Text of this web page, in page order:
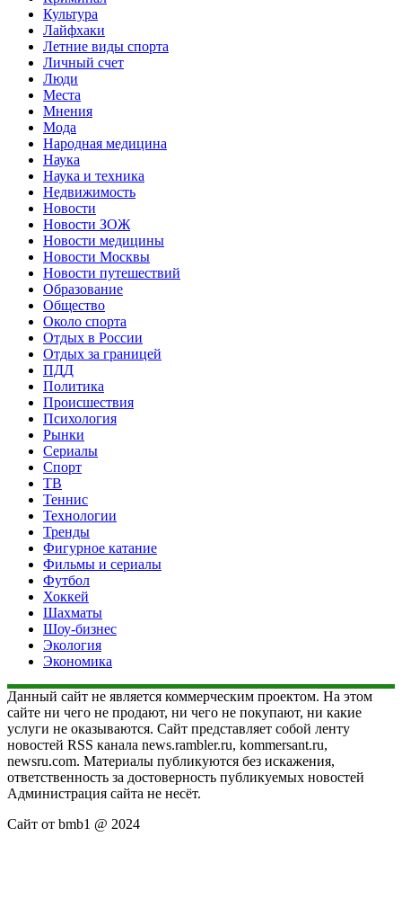
Культура
Лайфхаки
Летние виды спорта
Личный счет
Люди
Места
Мнения
Мода
Народная медицина
Наука
Наука и техника
Недвижимость
Новости
Новости ЗОЖ
Новости медицины
Новости Москвы
Новости путешествий
Образование
Общество
Около спорта
Отдых в России
Отдых за границей
ПДД
Политика
Происшествия
Психология
Рынки
Сериалы
Спорт
ТВ
Теннис
Технологии
Тренды
Фигурное катание
Фильмы и сериалы
Футбол
Хоккей
Шахматы
Шоу-бизнес
Экология
Экономика
Данный сайт не является коммерческим проектом. На этом
сайте ни чего не продают, ни чего не покупают, ни какие
услуги не оказываются. Сайт представляет собой ленту
новостей RSS канала news.rambler.ru, kommersant.ru,
newsru.com. Материалы публикуются без искажения,
ответственность за достоверность публикуемых новостей
Администрация сайта не несёт.
Сайт от bmb1 @ 2024